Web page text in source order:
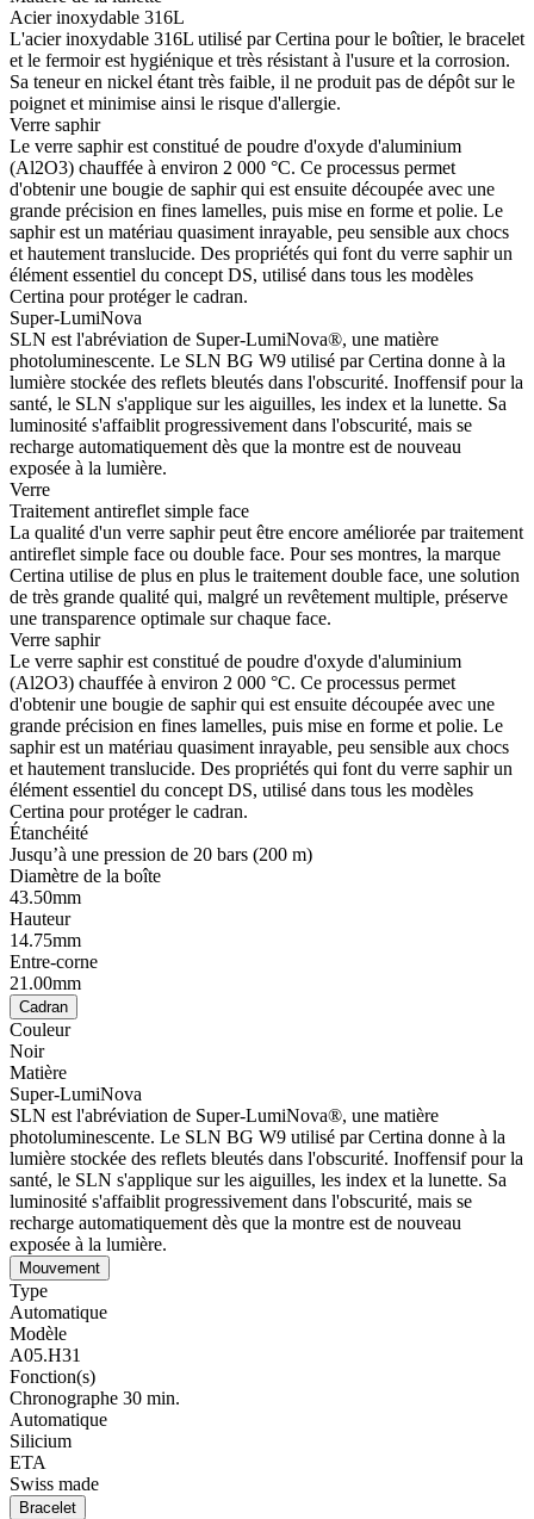
Acier inoxydable 316L
L'acier inoxydable 316L utilisé par Certina pour le boîtier, le bracelet
et le fermoir est hygiénique et très résistant à l'usure et la corrosion.
Sa teneur en nickel étant très faible, il ne produit pas de dépôt sur le
poignet et minimise ainsi le risque d'allergie.
Verre saphir
Le verre saphir est constitué de poudre d'oxyde d'aluminium
(Al2O3) chauffée à environ 2 000 °C. Ce processus permet
d'obtenir une bougie de saphir qui est ensuite découpée avec une
grande précision en fines lamelles, puis mise en forme et polie. Le
saphir est un matériau quasiment inrayable, peu sensible aux chocs
et hautement translucide. Des propriétés qui font du verre saphir un
élément essentiel du concept DS, utilisé dans tous les modèles
Certina pour protéger le cadran.
Super-LumiNova
SLN est l'abréviation de Super-LumiNova®, une matière
photoluminescente. Le SLN BG W9 utilisé par Certina donne à la
lumière stockée des reflets bleutés dans l'obscurité. Inoffensif pour la
santé, le SLN s'applique sur les aiguilles, les index et la lunette. Sa
luminosité s'affaiblit progressivement dans l'obscurité, mais se
recharge automatiquement dès que la montre est de nouveau
exposée à la lumière.
Verre
Traitement antireflet simple face
La qualité d'un verre saphir peut être encore améliorée par traitement
antireflet simple face ou double face. Pour ses montres, la marque
Certina utilise de plus en plus le traitement double face, une solution
de très grande qualité qui, malgré un revêtement multiple, préserve
une transparence optimale sur chaque face.
Verre saphir
Le verre saphir est constitué de poudre d'oxyde d'aluminium
(Al2O3) chauffée à environ 2 000 °C. Ce processus permet
d'obtenir une bougie de saphir qui est ensuite découpée avec une
grande précision en fines lamelles, puis mise en forme et polie. Le
saphir est un matériau quasiment inrayable, peu sensible aux chocs
et hautement translucide. Des propriétés qui font du verre saphir un
élément essentiel du concept DS, utilisé dans tous les modèles
Certina pour protéger le cadran.
Étanchéité
Jusqu’à une pression de 20 bars (200 m)
Diamètre de la boîte
43.50mm
Hauteur
14.75mm
Entre-corne
21.00mm
Cadran
Couleur
Noir
Matière
Super-LumiNova
SLN est l'abréviation de Super-LumiNova®, une matière
photoluminescente. Le SLN BG W9 utilisé par Certina donne à la
lumière stockée des reflets bleutés dans l'obscurité. Inoffensif pour la
santé, le SLN s'applique sur les aiguilles, les index et la lunette. Sa
luminosité s'affaiblit progressivement dans l'obscurité, mais se
recharge automatiquement dès que la montre est de nouveau
exposée à la lumière.
Mouvement
Type
Automatique
Modèle
A05.H31
Fonction(s)
Chronographe 30 min.
Automatique
Silicium
ETA
Swiss made
Bracelet